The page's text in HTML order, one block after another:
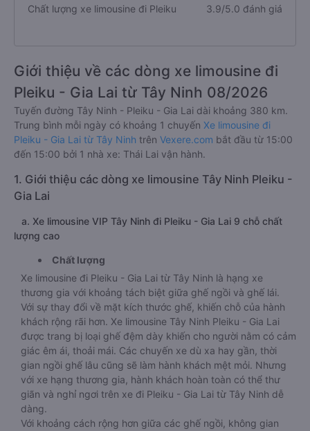
Chất lượng xe limousine đi Pleiku 3.9/5.0 đánh giá
Giới thiệu về các dòng xe limousine đi
Pleiku - Gia Lai từ Tây Ninh 08/2026
Tuyến đường Tây Ninh - Pleiku - Gia Lai dài khoảng 380 km.
Trung bình mỗi ngày có khoảng 1 chuyến Xe limousine đi
Pleiku - Gia Lai từ Tây Ninh trên Vexere.com bắt đầu từ 15:00
đến 15:00 bởi 1 nhà xe: Thái Lai vận hành.
1. Giới thiệu các dòng xe limousine Tây Ninh Pleiku -
Gia Lai
a. Xe limousine VIP Tây Ninh đi Pleiku - Gia Lai 9 chỗ chất
lượng cao
Chất lượng
Xe limousine đi Pleiku - Gia Lai từ Tây Ninh là hạng xe
thương gia với khoảng tách biệt giữa ghế ngồi và ghế lái.
Với sự thay đổi về mặt kích thước ghế, khiến chỗ của hành
khách rộng rãi hơn. Xe limousine Tây Ninh Pleiku - Gia Lai
được trang bị loại ghế đệm dày khiến cho người nằm có cảm
giác êm ái, thoải mái. Các chuyến xe dù xa hay gần, thời
gian ngồi ghế lâu cũng sẽ làm hành khách mệt mỏi. Nhưng
với xe hạng thương gia, hành khách hoàn toàn có thể thư
giãn và nghỉ ngơi trên xe đi Pleiku - Gia Lai từ Tây Ninh dễ
dàng.
Với khoảng cách rộng hơn giữa các ghế ngồi, không gian